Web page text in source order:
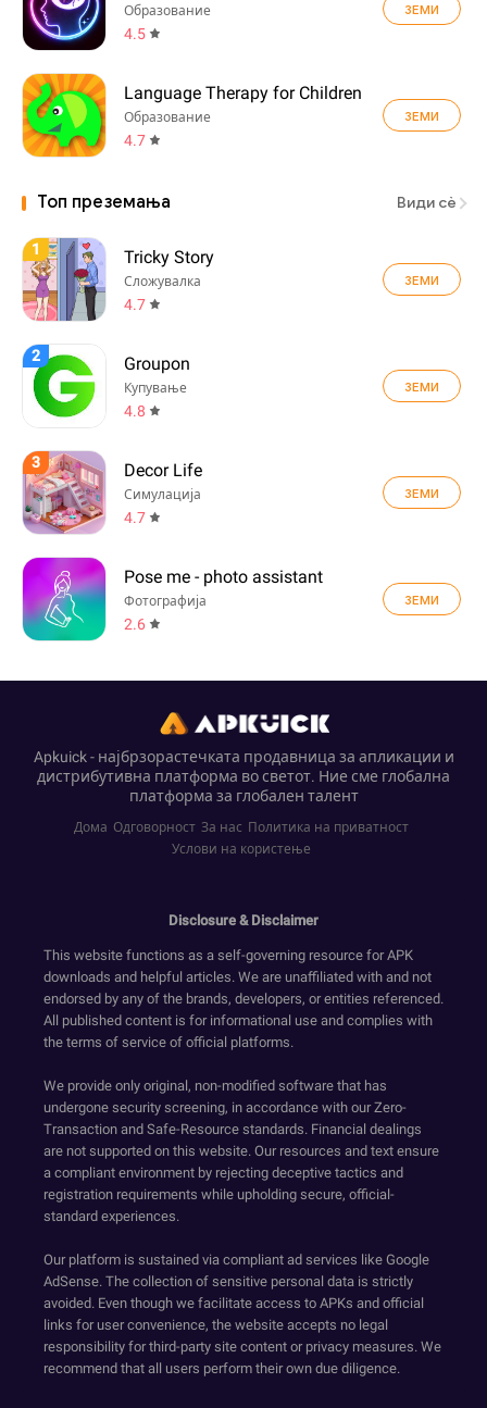
Образование
4.5
ЗЕМИ
Language Therapy for Children
Образование
4.7
ЗЕМИ
Топ преземања Види сè
1 Tricky Story
Сложувалка
4.7
ЗЕМИ
2 Groupon
Купување
4.8
ЗЕМИ
3 Decor Life
Симулација
4.7
ЗЕМИ
Pose me - photo assistant
Фотографија
2.6
ЗЕМИ
Apkuick - најбрзорастечката продавница за апликации и
дистрибутивна платформа во светот. Ние сме глобална
платформа за глобален талент
Дома Одговорност За нас Политика на приватност
Услови на користење
Disclosure & Disclaimer
This website functions as a self-governing resource for APK
downloads and helpful articles. We are unaffiliated with and not
endorsed by any of the brands, developers, or entities referenced.
All published content is for informational use and complies with
the terms of service of official platforms.
We provide only original, non-modified software that has
undergone security screening, in accordance with our Zero-
Transaction and Safe-Resource standards. Financial dealings
are not supported on this website. Our resources and text ensure
a compliant environment by rejecting deceptive tactics and
registration requirements while upholding secure, official-
standard experiences.
Our platform is sustained via compliant ad services like Google
AdSense. The collection of sensitive personal data is strictly
avoided. Even though we facilitate access to APKs and official
links for user convenience, the website accepts no legal
responsibility for third-party site content or privacy measures. We
recommend that all users perform their own due diligence.